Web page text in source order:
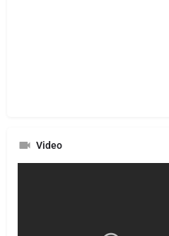
Video